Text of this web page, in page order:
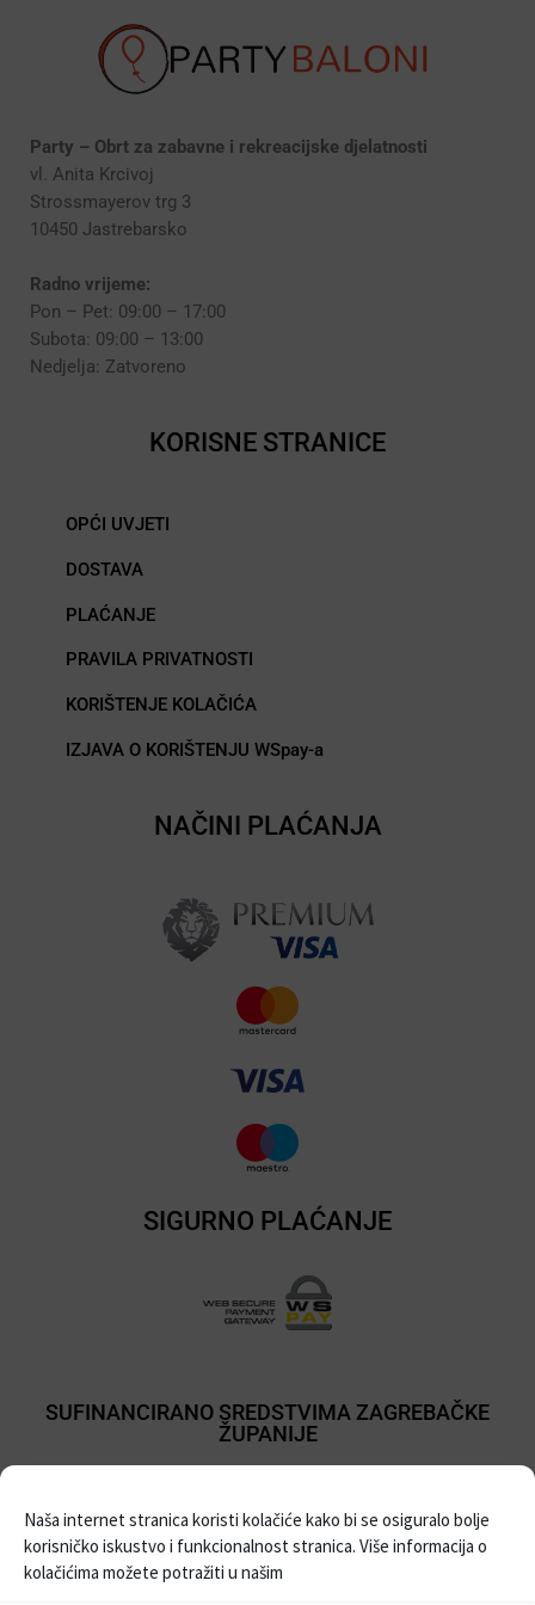
Naša internet stranica koristi kolačiće kako bi se osiguralo bolje
korisničko iskustvo i funkcionalnost stranica. Više informacija o
kolačićima možete potražiti u našim
Party – Obrt za zabavne i rekreacijske djelatnosti
vl. Anita Krcivoj
Strossmayerov trg 3
10450 Jastrebarsko
Radno vrijeme:
Pon – Pet: 09:00 – 17:00
Subota: 09:00 – 13:00
Nedjelja: Zatvoreno
KORISNE STRANICE
OPĆI UVJETI
DOSTAVA
PLAĆANJE
PRAVILA PRIVATNOSTI
KORIŠTENJE KOLAČIĆA
IZJAVA O KORIŠTENJU WSpay-a
NAČINI PLAĆANJA
SIGURNO PLAĆANJE
SUFINANCIRANO SREDSTVIMA ZAGREBAČKE
ŽUPANIJE